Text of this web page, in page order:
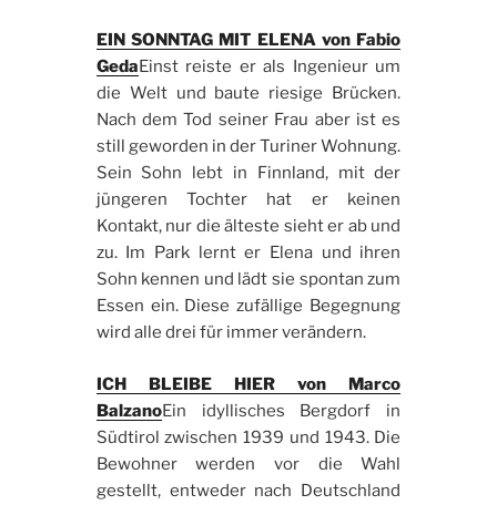
EIN SONNTAG MIT ELENA von Fabio
GedaEinst reiste er als Ingenieur um
die Welt und baute riesige Brücken.
Nach dem Tod seiner Frau aber ist es
still geworden in der Turiner Wohnung.
Sein Sohn lebt in Finnland, mit der
jüngeren Tochter hat er keinen
Kontakt, nur die älteste sieht er ab und
zu. Im Park lernt er Elena und ihren
Sohn kennen und lädt sie spontan zum
Essen ein. Diese zufällige Begegnung
wird alle drei für immer verändern.
ICH BLEIBE HIER von Marco
BalzanoEin idyllisches Bergdorf in
Südtirol zwischen 1939 und 1943. Die
Bewohner werden vor die Wahl
gestellt, entweder nach Deutschland